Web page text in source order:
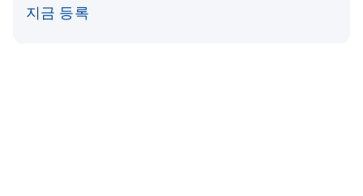
지금 등록